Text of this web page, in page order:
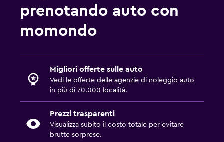
prenotando auto con
momondo
Migliori offerte sulle auto
Vedi le offerte delle agenzie di noleggio auto
in più di 70.000 località.
Prezzi trasparenti
Visualizza subito il costo totale per evitare
brutte sorprese.